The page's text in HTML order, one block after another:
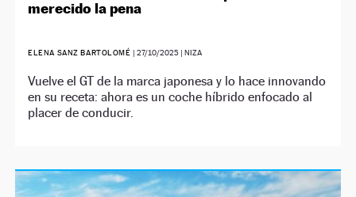
merecido la pena
ELENA SANZ BARTOLOMÉ | 27/10/2025| NIZA
Vuelve el GT de la marca japonesa y lo hace innovando
en su receta: ahora es un coche híbrido enfocado al
placer de conducir.